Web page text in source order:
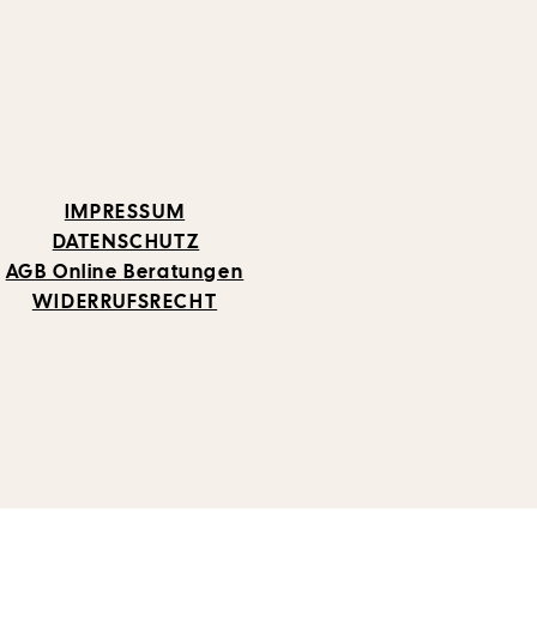
IMPRESSUM
DATENSCHUTZ
AGB Online Beratungen
WIDERRUFSRECHT